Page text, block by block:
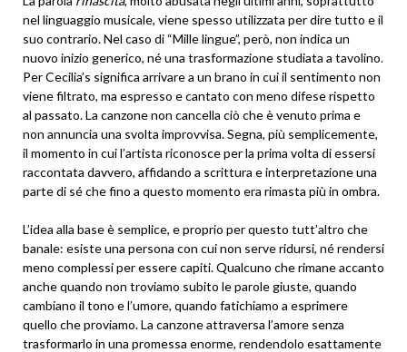
nel linguaggio musicale, viene spesso utilizzata per dire tutto e il
suo contrario. Nel caso di “Mille lingue”, però, non indica un
nuovo inizio generico, né una trasformazione studiata a tavolino.
Per Cecilia’s significa arrivare a un brano in cui il sentimento non
viene filtrato, ma espresso e cantato con meno difese rispetto
al passato. La canzone non cancella ciò che è venuto prima e
non annuncia una svolta improvvisa. Segna, più semplicemente,
il momento in cui l’artista riconosce per la prima volta di essersi
raccontata davvero, affidando a scrittura e interpretazione una
parte di sé che fino a questo momento era rimasta più in ombra.
L’idea alla base è semplice, e proprio per questo tutt’altro che
banale: esiste una persona con cui non serve ridursi, né rendersi
meno complessi per essere capiti. Qualcuno che rimane accanto
anche quando non troviamo subito le parole giuste, quando
cambiano il tono e l’umore, quando fatichiamo a esprimere
quello che proviamo. La canzone attraversa l’amore senza
trasformarlo in una promessa enorme, rendendolo esattamente